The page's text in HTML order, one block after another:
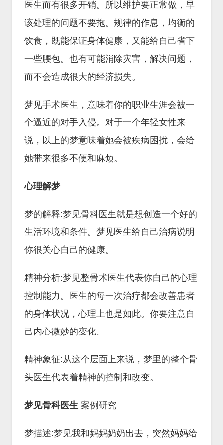
医生而有很多开销。所以维护要正常做，早
该处理的问题不要拖。规律的作息，均衡的
饮食，既能保证身体健康，又能给自己省下
一些腰包。也有可能消除灾害，解决问题，
而不会造成很大的经济损失。
梦见手术医生，意味着你的职业生涯会被一
个逼近的对手入侵。对于一个年轻女性来
说，以上的梦意味着她会被疾病困扰，会给
她带来很多不便和麻烦。
心理解梦
梦的解释:梦见骨科医生就是想创造一个好的
生活环境和条件。梦见医生给自己治病说明
你很关心自己的健康。
精神分析:梦见整骨术医生代表你自己的心理
控制能力。医生的每一次治疗都会改善患者
的身体状况，心理上也是如此。你要注意自
己内心微妙的变化。
精神象征:从这个层面上来说，梦里的整个骨
头医生代表着精神的控制和改变。
梦见骨科医生 案例研究
梦描述:梦见我和妈妈奶奶出去，突然妈妈给